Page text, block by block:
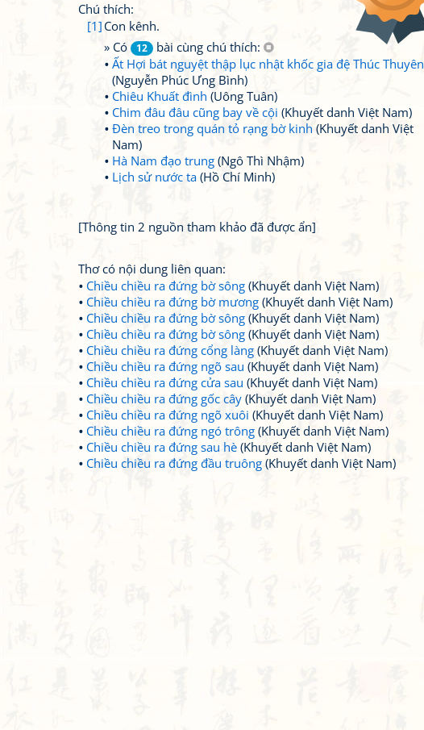
Chú thích:
[1] Con kênh.
» Có
12
bài cùng chú thích:
Ất Hợi bát nguyệt thập lục nhật khốc gia đệ Thúc Thuyên
(Nguyễn Phúc Ưng Bình)
Chiêu Khuất đình (Uông Tuân)
Chim đâu đâu cũng bay về cội (Khuyết danh Việt Nam)
Đèn treo trong quán tỏ rạng bờ kinh (Khuyết danh Việt
Nam)
Hà Nam đạo trung (Ngô Thì Nhậm)
Lịch sử nước ta (Hồ Chí Minh)
[Thông tin 2 nguồn tham khảo đã được ẩn]
Thơ có nội dung liên quan:
Chiều chiều ra đứng bờ sông (Khuyết danh Việt Nam)
Chiều chiều ra đứng bờ mương (Khuyết danh Việt Nam)
Chiều chiều ra đứng bờ sông (Khuyết danh Việt Nam)
Chiều chiều ra đứng bờ sông (Khuyết danh Việt Nam)
Chiều chiều ra đứng cổng làng (Khuyết danh Việt Nam)
Chiều chiều ra đứng ngõ sau (Khuyết danh Việt Nam)
Chiều chiều ra đứng cửa sau (Khuyết danh Việt Nam)
Chiều chiều ra đứng gốc cây (Khuyết danh Việt Nam)
Chiều chiều ra đứng ngõ xuôi (Khuyết danh Việt Nam)
Chiều chiều ra đứng ngó trông (Khuyết danh Việt Nam)
Chiều chiều ra đứng sau hè (Khuyết danh Việt Nam)
Chiều chiều ra đứng đầu truông (Khuyết danh Việt Nam)